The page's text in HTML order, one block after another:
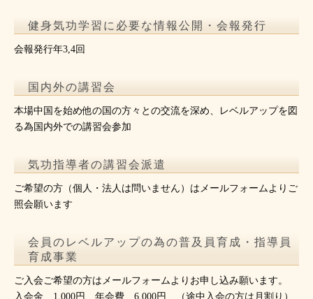
健身気功学習に必要な情報公開・会報発行
会報発行年3,4回
国内外の講習会
本場中国を始め他の国の方々との交流を深め、レベルアップを図
る為国内外での講習会参加
気功指導者の講習会派遣
ご希望の方（個人・法人は問いません）はメールフォームよりご
照会願います
会員のレベルアップの為の普及員育成・指導員
育成事業
ご入会ご希望の方はメールフォームよりお申し込み願います。
入会金 1,000円 年会費 6,000円 （途中入会の方は月割り）